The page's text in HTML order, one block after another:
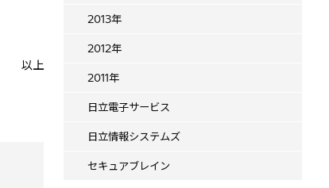
以上
2013年
2012年
2011年
日立電子サービス
日立情報システムズ
セキュアブレイン